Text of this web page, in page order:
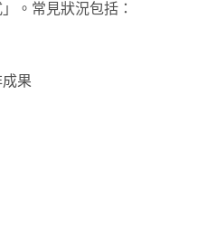
。常見狀況包括：
果